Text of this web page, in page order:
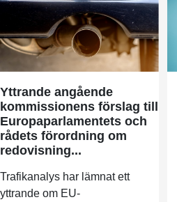
Yttrande angående
kommissionens förslag till
Europaparlamentets och
rådets förordning om
redovisning...
Trafikanalys har lämnat ett
yttrande om EU-